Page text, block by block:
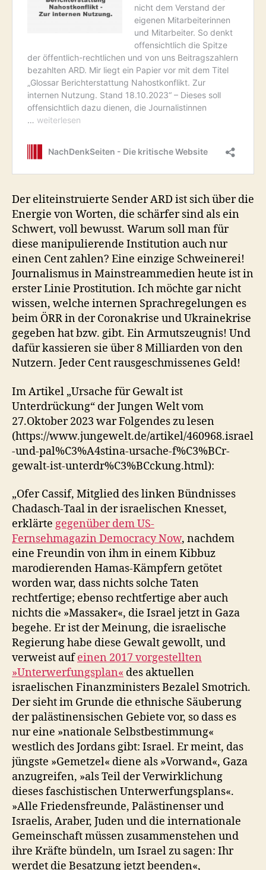
Der eliteinstruierte Sender ARD ist sich über die
Energie von Worten, die schärfer sind als ein
Schwert, voll bewusst. Warum soll man für
diese manipulierende Institution auch nur
einen Cent zahlen? Eine einzige Schweinerei!
Journalismus in Mainstreammedien heute ist in
erster Linie Prostitution. Ich möchte gar nicht
wissen, welche internen Sprachregelungen es
beim ÖRR in der Coronakrise und Ukrainekrise
gegeben hat bzw. gibt. Ein Armutszeugnis! Und
dafür kassieren sie über 8 Milliarden von den
Nutzern. Jeder Cent rausgeschmissenes Geld!
Im Artikel „Ursache für Gewalt ist
Unterdrückung“ der Jungen Welt vom
27.Oktober 2023 war Folgendes zu lesen
(https://www.jungewelt.de/artikel/460968.israel
-und-pal%C3%A4stina-ursache-f%C3%BCr-
gewalt-ist-unterdr%C3%BCckung.html):
„Ofer Cassif, Mitglied des linken Bündnisses
Chadasch-Taal in der israelischen Knesset,
erklärte gegenüber dem US-
Fernsehmagazin Democracy Now, nachdem
eine Freundin von ihm in einem Kibbuz
marodierenden Hamas-Kämpfern getötet
worden war, dass nichts solche Taten
rechtfertige; ebenso rechtfertige aber auch
nichts die »Massaker«, die Israel jetzt in Gaza
begehe. Er ist der Meinung, die israelische
Regierung habe diese Gewalt gewollt, und
verweist aufeinen 2017 vorgestellten
»Unterwerfungsplan« des aktuellen
israelischen Finanzministers Bezalel Smotrich.
Der sieht im Grunde die ethnische Säuberung
der palästinensischen Gebiete vor, so dass es
nur eine »nationale Selbstbestimmung«
westlich des Jordans gibt: Israel. Er meint, das
jüngste »Gemetzel« diene als »Vorwand«, Gaza
anzugreifen, »als Teil der Verwirklichung
dieses faschistischen Unterwerfungsplans«.
»Alle Friedensfreunde, Palästinenser und
Israelis, Araber, Juden und die internationale
Gemeinschaft müssen zusammenstehen und
ihre Kräfte bündeln, um Israel zu sagen: Ihr
werdet die Besatzung jetzt beenden«,